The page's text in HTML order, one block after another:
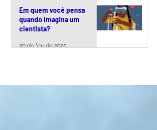
Em quem você pensa
quando imagina um
cientista?
20 de fev. de 2025